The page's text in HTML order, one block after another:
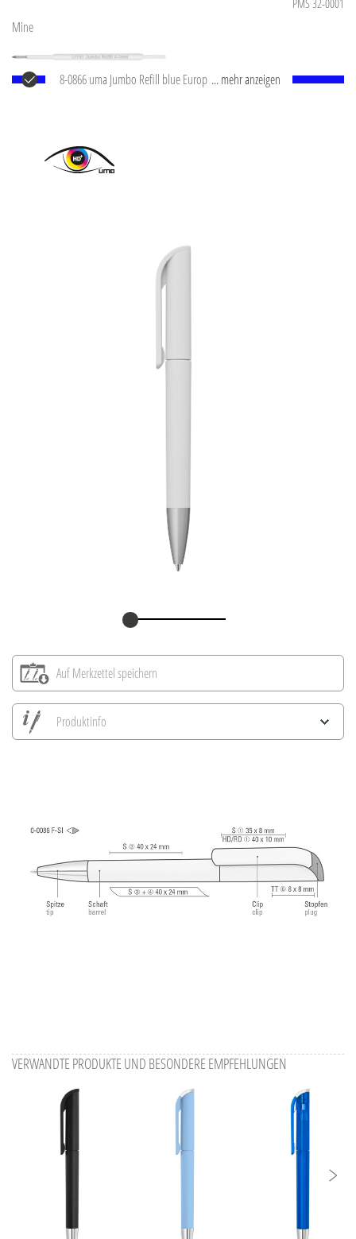
PMS 32-0001
Mine
8-0866 uma Jumbo Refill blue Europäische Jumbo
von Dokumental
dokumentenecht.
... mehr anzeigen
Auf Merkzettel speichern
Produktinfo
VERWANDTE PRODUKTE UND BESONDERE EMPFEHLUNGEN